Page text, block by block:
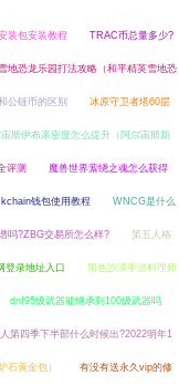
装包安装教程 TRAC币总量多少?
地恐龙乐园打法攻略（和平精英雪地恐
公链币的区别 冰原守卫者塔60层
斯伊布亲密度怎么提升（阿尔宙斯新
评测 魔兽世界萦绕之魂怎么获得
钱包使用教程 WNCG是什么
吗?ZBG交易所怎么样? 第五人格
登录地址入口 黑色沙漠手游料理师
dnf95级武器能继承到100级武器吗
第四季下半部什么时候出?2022明年1
石黄金包） 有没有送永久vip的修